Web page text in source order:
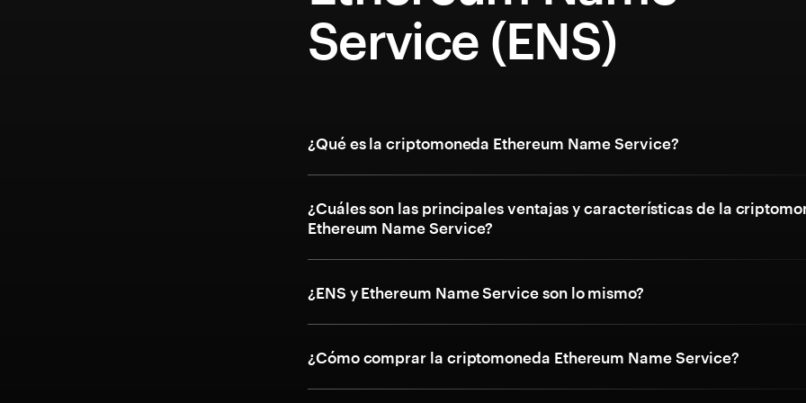
Service (ENS)
¿Qué es la criptomoneda Ethereum Name Service?
¿Cuáles son las principales ventajas y características de la
Ethereum Name Service?
¿ENS y Ethereum Name Service son lo mismo?
¿Cómo comprar la criptomoneda Ethereum Name Service?